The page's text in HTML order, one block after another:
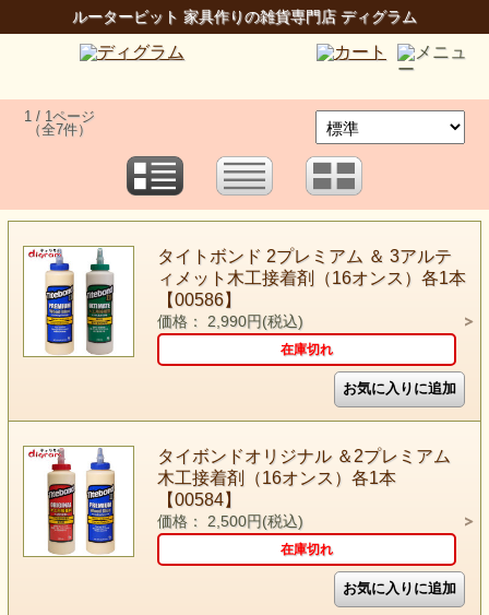
ルータービット 家具作りの雑貨専門店 ディグラム
1 / 1ページ
（全7件）
タイトボンド 2プレミアム ＆ 3アルテ
ィメット木工接着剤（16オンス）各1本
【00586】
価格： 2,990円(税込)
在庫切れ
タイボンドオリジナル ＆2プレミアム
木工接着剤（16オンス）各1本
【00584】
価格： 2,500円(税込)
在庫切れ